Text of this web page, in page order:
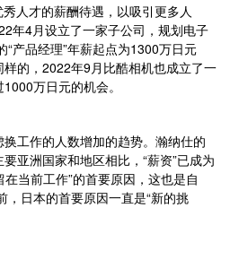
人才的薪酬待遇，以吸引更多人
年4月设立了一家子公司，规划电子
产品经理”年薪起点为1300万日元
样的，2022年9月比酷相机也成立了一
万日元的机会。
工作的人数增加的趋势。瀚纳仕的
亚洲国家和地区相比，“薪资”已成为
在当前工作”的首要原因，这也是自
日本的首要原因一直是“新的挑